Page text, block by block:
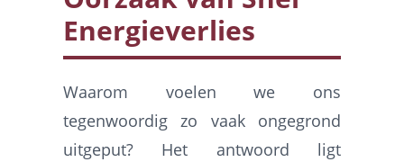
Energieverlies
Waarom voelen we ons
tegenwoordig zo vaak ongegrond
uitgeput? Het antwoord ligt